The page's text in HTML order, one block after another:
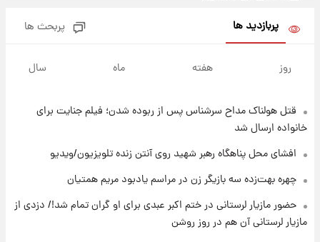
پول به معشوقه با درآمد یوفا
۱۶ ساعت پیش
۱۷ ساعت پیش
پی رفتن رامین رضاییان+ عکس
پربازدید ها پربحث ها
روز هفته ماه سال
قتل هولناک مداح سرشناس پس از ربوده شدن؛ فیلم جنایت برای
خانواده ارسال شد
افشای محل پناهگاه‌ رهبر شهید روی آنتن زنده تلویزیون/ویدیو
چهره بهت‌زده سه بازیگر زن در مراسم یادبود مریم همتیان
حضور مازیار لرستانی در ختم اکبر عبدی برای او گران تمام شد!/ دزدی از
مازیار لرستانی آن هم در روز روشن